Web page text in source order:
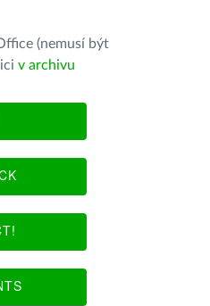
(nemusí být
v archivu